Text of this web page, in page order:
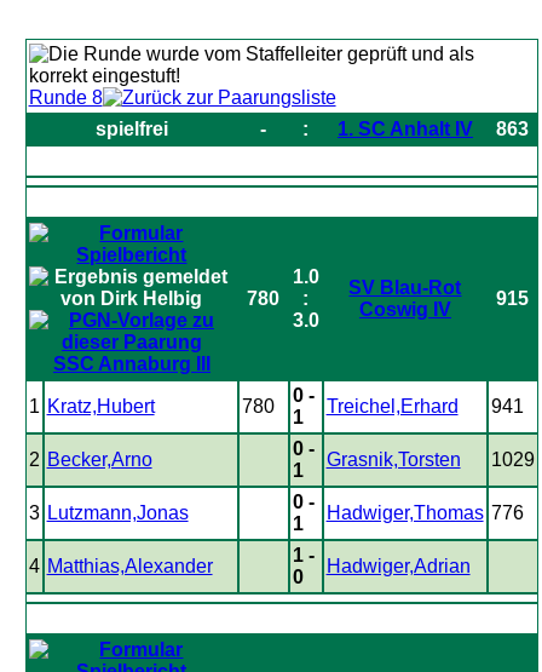
Runde 8
spielfrei
- : 1. SC Anhalt IV 863
SSC Annaburg III
780
1.0
:
3.0
SV Blau-Rot
Coswig IV
915
1 Kratz,Hubert 780
0 -
1
Treichel,Erhard 941
2 Becker,Arno
0 -
1
Grasnik,Torsten 1029
3 Lutzmann,Jonas
0 -
1
Hadwiger,Thomas 776
4 Matthias,Alexander
1 -
0
Hadwiger,Adrian